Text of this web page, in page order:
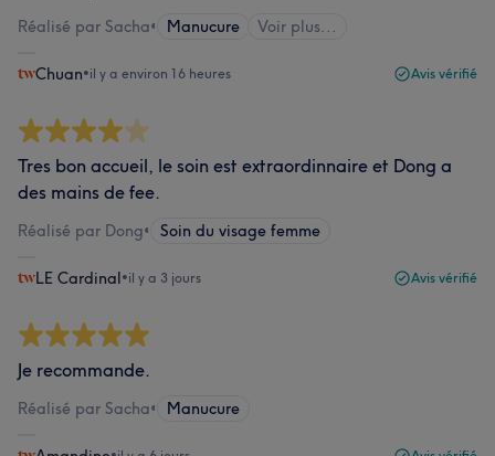
Réalisé par Sacha• Manucure Voir plus...
Chuan•il y a environ 16 heures Avis vérifié
Tres bon accueil, le soin est extraordinnaire et Dong a
des mains de fee.
Réalisé par Dong• Soin du visage femme
LE Cardinal•il y a 3 jours Avis vérifié
Je recommande.
Réalisé par Sacha• Manucure